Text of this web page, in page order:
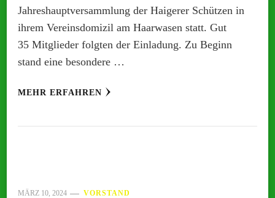
Jahreshauptversammlung der Haigerer Schützen in
ihrem Vereinsdomizil am Haarwasen statt. Gut
35 Mitglieder folgten der Einladung. Zu Beginn
stand eine besondere …
MEHR ERFAHREN
MÄRZ 10, 2024 VORSTAND